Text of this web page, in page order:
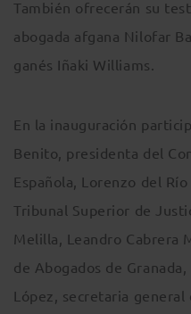
También ofrecerán su
abogada afgana Nilofar
ganés Iñaki Williams.
En la inauguración
Benito, presidenta del
Española, Lorenzo del
Tribunal Superior de
Melilla, Leandro Cabrera
de Abogados de
López, secretaria general